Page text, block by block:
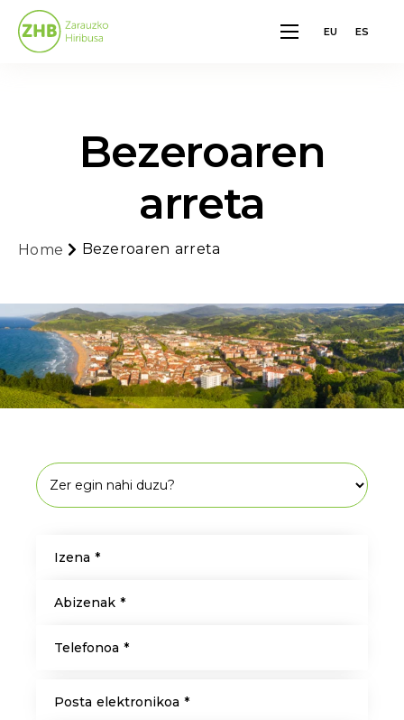
Zarautz Mugikortasuna
Bezeroaren arreta
EU ES
Bezeroaren
arreta
Home Bezeroaren arreta
Izena *
Abizenak *
Telefonoa *
Posta elektronikoa *